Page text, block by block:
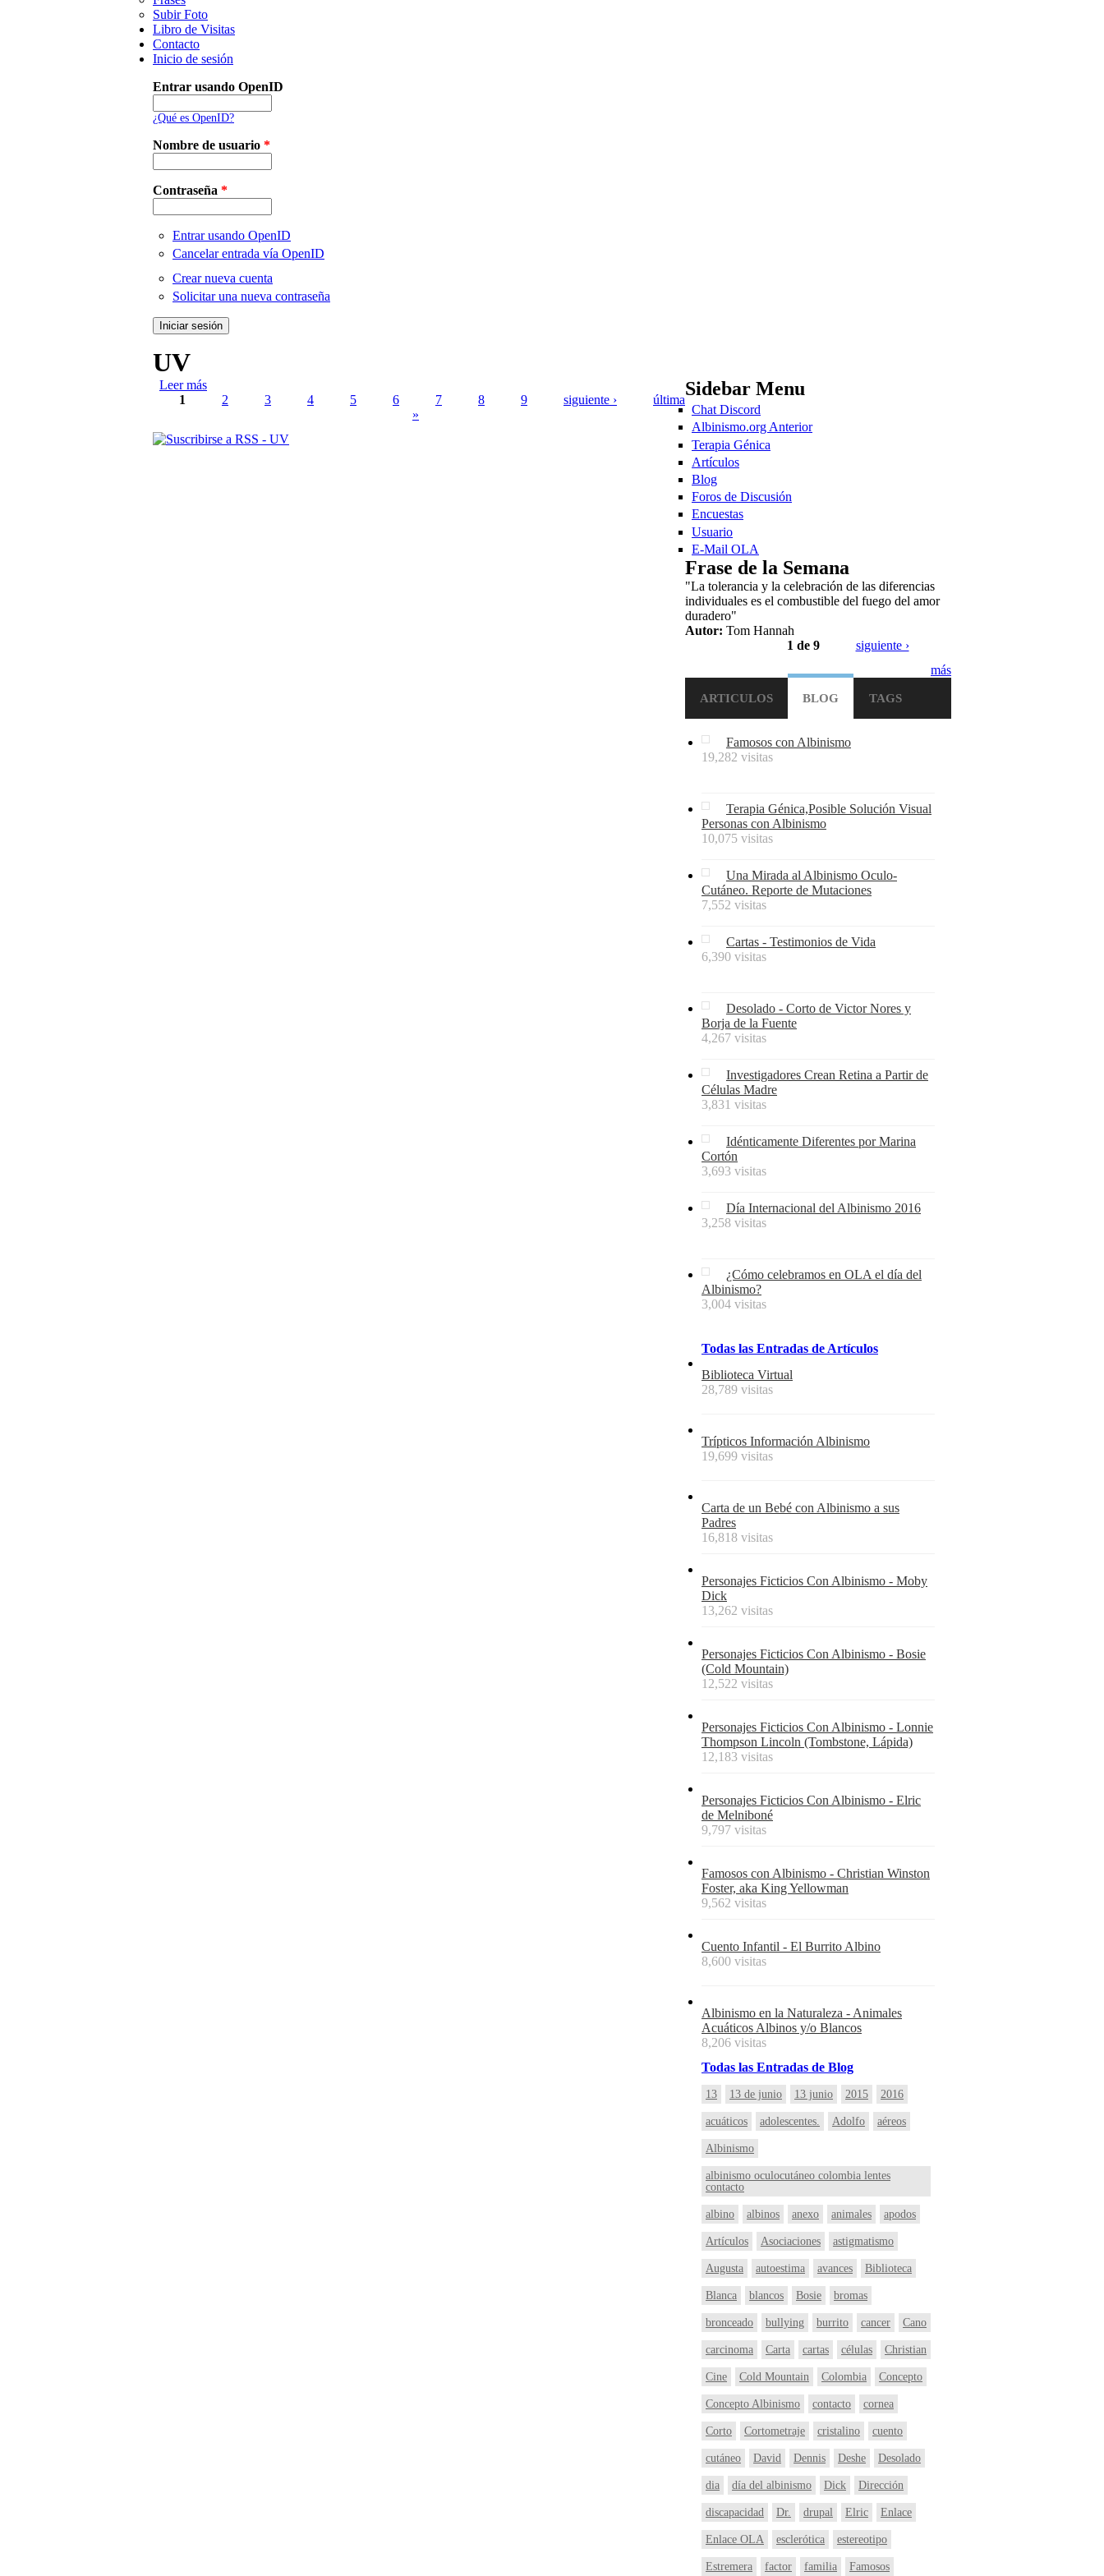
Subir Foto
Libro de Visitas
Contacto
Inicio de sesión
Entrar usando OpenID
¿Qué es OpenID?
Nombre de usuario *
Contraseña *
Entrar usando OpenID
Cancelar entrada vía OpenID
Crear nueva cuenta
Solicitar una nueva contraseña
UV
Leer más
Páginas
1 2 3 4 5 6 7 8 9 siguiente ›
última
»
Sidebar Menu
Chat Discord
Albinismo.org Anterior
Terapia Génica
Artículos
Blog
Foros de Discusión
Encuestas
Usuario
E-Mail OLA
Frase de la Semana
"La tolerancia y la celebración de las diferencias
individuales es el combustible del fuego del amor
duradero"
Autor: Tom Hannah
1 de 9
siguiente ›
más
ARTICULOS BLOG TAGS
Famosos con Albinismo
19,282 visitas
Terapia Génica,Posible Solución Visual
Personas con Albinismo
10,075 visitas
Una Mirada al Albinismo Oculo-
Cutáneo. Reporte de Mutaciones
7,552 visitas
Cartas - Testimonios de Vida
6,390 visitas
Desolado - Corto de Victor Nores y
Borja de la Fuente
4,267 visitas
Investigadores Crean Retina a Partir de
Células Madre
3,831 visitas
Idénticamente Diferentes por Marina
Cortón
3,693 visitas
Día Internacional del Albinismo 2016
3,258 visitas
¿Cómo celebramos en OLA el día del
Albinismo?
3,004 visitas
Todas las Entradas de Artículos
Biblioteca Virtual
28,789 visitas
Trípticos Información Albinismo
19,699 visitas
Carta de un Bebé con Albinismo a sus
Padres
16,818 visitas
Personajes Ficticios Con Albinismo - Moby
Dick
13,262 visitas
Personajes Ficticios Con Albinismo - Bosie
(Cold Mountain)
12,522 visitas
Personajes Ficticios Con Albinismo - Lonnie
Thompson Lincoln (Tombstone, Lápida)
12,183 visitas
Personajes Ficticios Con Albinismo - Elric
de Melniboné
9,797 visitas
Famosos con Albinismo - Christian Winston
Foster, aka King Yellowman
9,562 visitas
Cuento Infantil - El Burrito Albino
8,600 visitas
Albinismo en la Naturaleza - Animales
Acuáticos Albinos y/o Blancos
8,206 visitas
Todas las Entradas de Blog
13 13 de junio 13 junio 2015 2016
acuáticos adolescentes. Adolfo aéreos
Albinismo
albinismo oculocutáneo colombia lentes
contacto
albino albinos anexo animales apodos
Artículos Asociaciones astigmatismo
Augusta autoestima avances Biblioteca
Blanca blancos Bosie bromas
bronceado bullying burrito cancer Cano
carcinoma Carta cartas células Christian
Cine Cold Mountain Colombia Concepto
Concepto Albinismo contacto cornea
Corto Cortometraje cristalino cuento
cutáneo David Dennis Deshe Desolado
dia día del albinismo Dick Dirección
discapacidad Dr. drupal Elric Enlace
Enlace OLA esclerótica estereotipo
Estremera factor familia Famosos